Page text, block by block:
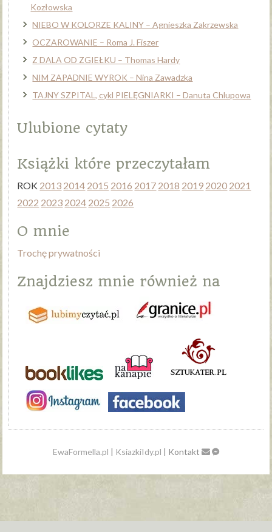
Kozłowska
NIEBO W KOLORZE KALINY – Agnieszka Zakrzewska
OCZAROWANIE – Roma J. Fiszer
Z DALA OD ZGIEŁKU – Thomas Hardy
NIM ZAPADNIE WYROK – Nina Zawadzka
TAJNY SZPITAL, cykl PIELĘGNIARKI – Danuta Chlupowa
Ulubione cytaty
Książki które przeczytałam
ROK 2013 2014 2015 2016 2017 2018 2019 2020 2021
2022 2023 2024 2025 2026
O mnie
Trochę prywatności
Znajdziesz mnie również na
EwaFormella.pl | KsiazkiIdy.pl | Kontakt